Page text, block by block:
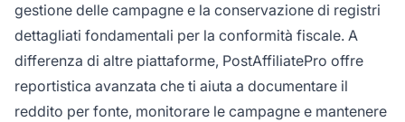
gestione delle campagne e la conservazione di registri
dettagliati fondamentali per la conformità fiscale. A
differenza di altre piattaforme, PostAffiliatePro offre
reportistica avanzata che ti aiuta a documentare il
reddito per fonte, monitorare le campagne e mantenere